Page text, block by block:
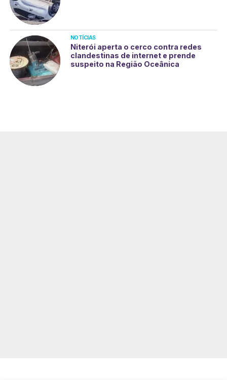
NOTÍCIAS
Niterói aperta o cerco contra redes
clandestinas de internet e prende
suspeito na Região Oceânica